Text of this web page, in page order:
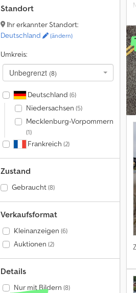
Standort
Ihr erkannter Standort:
Deutschland
(ändern)
Umkreis:
Unbegrenzt (8)
Deutschland (6)
Niedersachsen (5)
Mecklenburg-Vorpommern
(1)
Frankreich (2)
Zustand
Gebraucht(8)
Verkaufsformat
Kleinanzeigen (6)
Auktionen (2)
Details
Nur mit Bildern (8)